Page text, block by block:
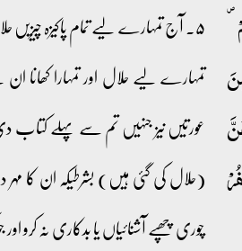
۵۔ آج تمہارے لیے تمام پاکیزہ چیزیں
تمہارے لیے حلال اور تمہارا
عورتیں نیز جنہیں تم سے پہلے
(حلال کی گئی ہیں) بشرطیکہ ان کا
چوری چھپے آشنائیاں یا بدکاری نہ کرو